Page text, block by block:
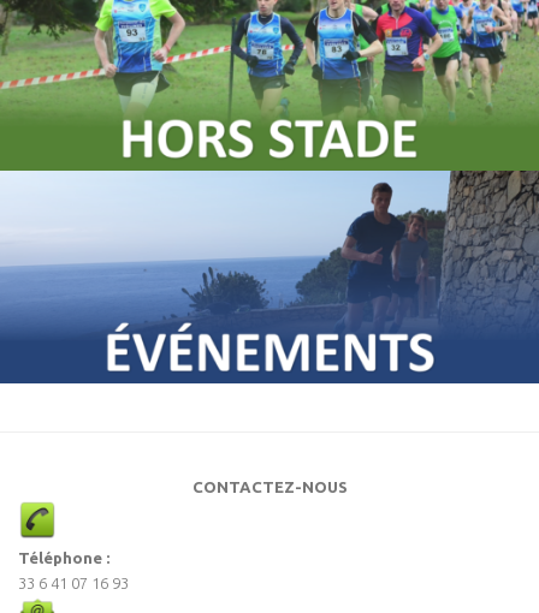
CONTACTEZ-NOUS
Téléphone :
33 6 41 07 16 93